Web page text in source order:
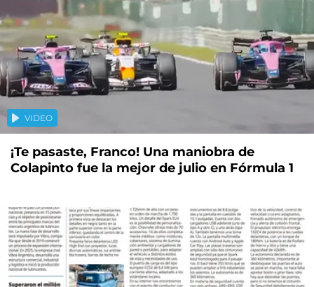
VIDEO
¡Te pasaste, Franco! Una maniobra de
Colapinto fue la mejor de julio en Fórmula 1